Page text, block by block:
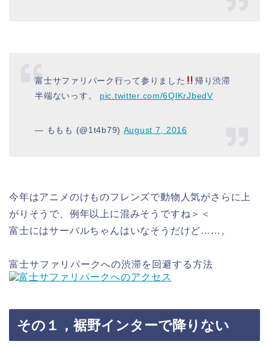
富士サファリパーク行って参りました
帰り渋滞
半端ないっす。 pic.twitter.com/6QlKrJbedV
— ももも (@1t4b79) August 7, 2016
今年はアニメのけものフレンズで動物人気がさらに上
がりそうで、例年以上に混みそうですね＞＜
富士にはサーバルちゃんはいなそうだけど……。
富士サファリパークへの渋滞を回避する方法
その１，裾野インターで降りない